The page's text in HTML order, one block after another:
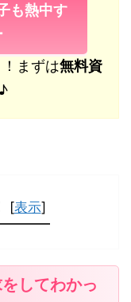
も熱中す
まずは無料資
[表示]
してわかっ